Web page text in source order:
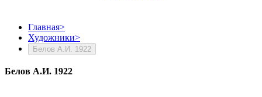
Главная>
Художники>
Белов А.И. 1922
Белов А.И. 1922